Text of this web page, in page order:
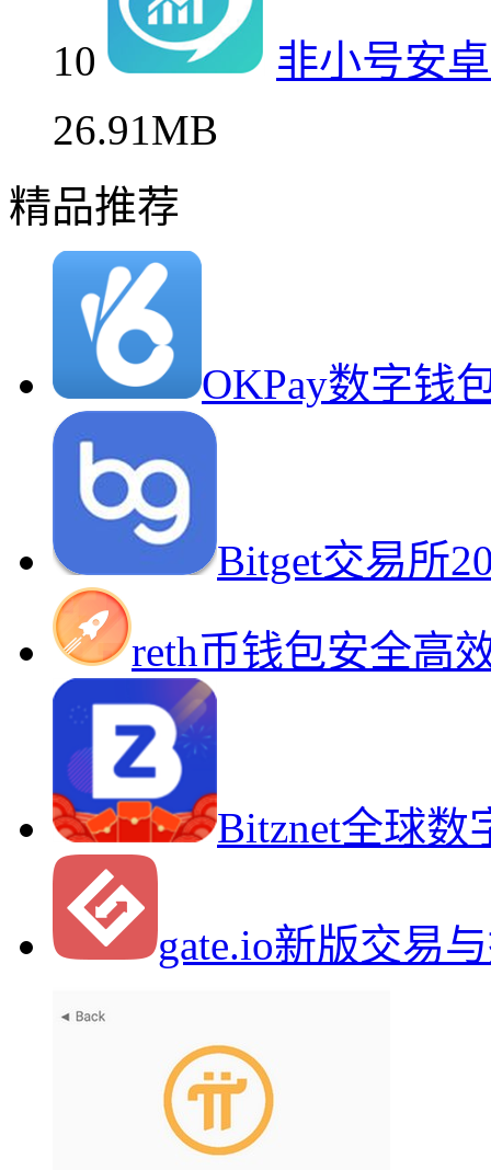
10
非小号安
26.91MB
精品推荐
OKPay数字钱
Bitget交易所
reth币钱包安全高
Bitznet全球数
gate.io新版交易